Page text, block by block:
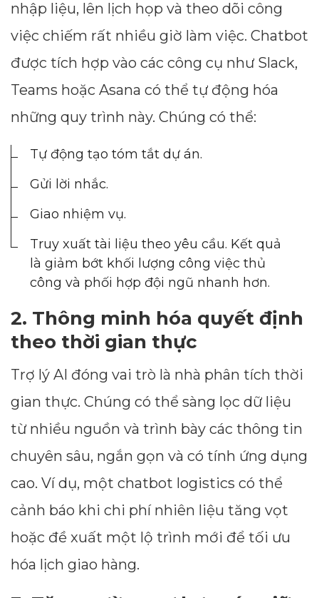
nhập liệu, lên lịch họp và theo dõi công
việc chiếm rất nhiều giờ làm việc. Chatbot
được tích hợp vào các công cụ như Slack,
Teams hoặc Asana có thể tự động hóa
những quy trình này. Chúng có thể:
Tự động tạo tóm tắt dự án.
Gửi lời nhắc.
Giao nhiệm vụ.
Truy xuất tài liệu theo yêu cầu. Kết quả
là giảm bớt khối lượng công việc thủ
công và phối hợp đội ngũ nhanh hơn.
2. Thông minh hóa quyết định
theo thời gian thực
Trợ lý AI đóng vai trò là nhà phân tích thời
gian thực. Chúng có thể sàng lọc dữ liệu
từ nhiều nguồn và trình bày các thông tin
chuyên sâu, ngắn gọn và có tính ứng dụng
cao. Ví dụ, một chatbot logistics có thể
cảnh báo khi chi phí nhiên liệu tăng vọt
hoặc đề xuất một lộ trình mới để tối ưu
hóa lịch giao hàng.
--